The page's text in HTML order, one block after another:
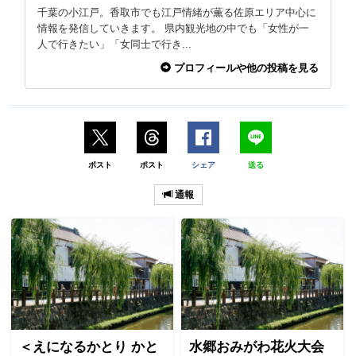
千葉の小江戸。香取市でも江戸情緒が薫る佐原エリア中心に
情報を発信していきます。 県内観光地の中でも「女性が一
人で行きたい」「女同士で行き...
プロフィールや他の投稿を見る
ポスト ポスト シェア 送る
通報
＜えになるかとり かと
水郷おみがわ花火大会